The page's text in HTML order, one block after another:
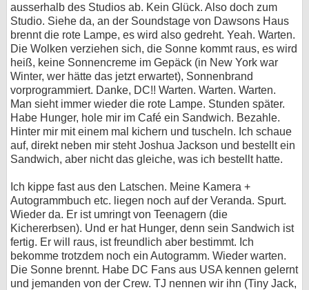
ausserhalb des Studios ab. Kein Glück. Also doch zum
Studio. Siehe da, an der Soundstage von Dawsons Haus
brennt die rote Lampe, es wird also gedreht. Yeah. Warten.
Die Wolken verziehen sich, die Sonne kommt raus, es wird
heiß, keine Sonnencreme im Gepäck (in New York war
Winter, wer hätte das jetzt erwartet), Sonnenbrand
vorprogrammiert. Danke, DC!! Warten. Warten. Warten.
Man sieht immer wieder die rote Lampe. Stunden später.
Habe Hunger, hole mir im Café ein Sandwich. Bezahle.
Hinter mir mit einem mal kichern und tuscheln. Ich schaue
auf, direkt neben mir steht Joshua Jackson und bestellt ein
Sandwich, aber nicht das gleiche, was ich bestellt hatte.
Ich kippe fast aus den Latschen. Meine Kamera +
Autogrammbuch etc. liegen noch auf der Veranda. Spurt.
Wieder da. Er ist umringt von Teenagern (die
Kichererbsen). Und er hat Hunger, denn sein Sandwich ist
fertig. Er will raus, ist freundlich aber bestimmt. Ich
bekomme trotzdem noch ein Autogramm. Wieder warten.
Die Sonne brennt. Habe DC Fans aus USA kennen gelernt
und jemanden von der Crew. TJ nennen wir ihn (Tiny Jack,